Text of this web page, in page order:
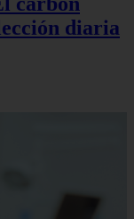
diaria